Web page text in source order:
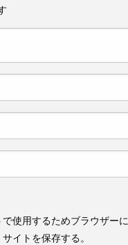
使用するためブラウザー
イトを保存する。